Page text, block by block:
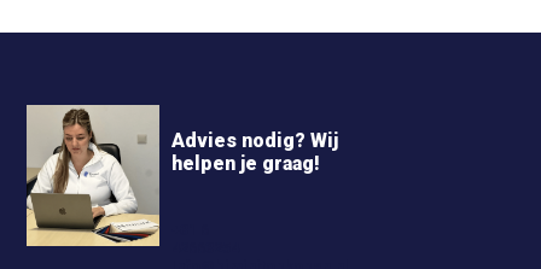
Advies nodig? Wij
helpen je graag!